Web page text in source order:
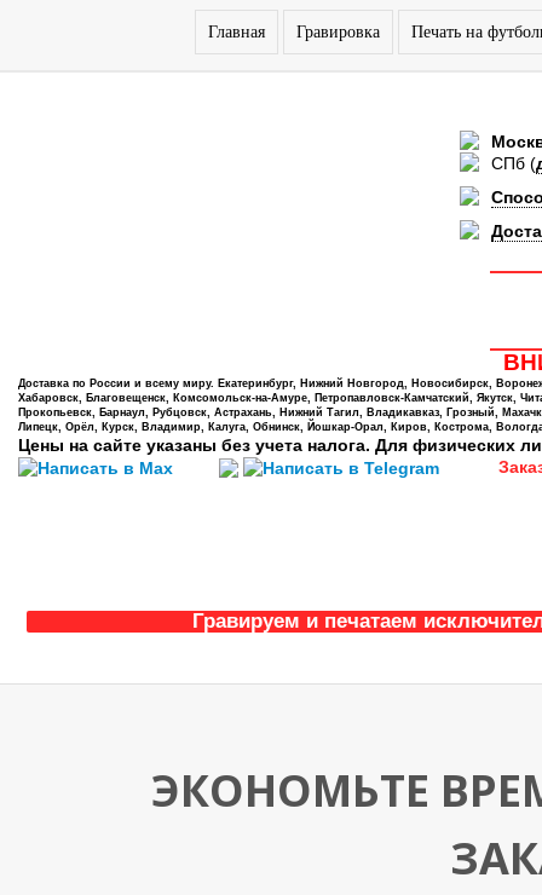
Главная Гравировка Печать на
СПб (
Доставка по России и всему миру. Екатеринбург, Нижний Новгород, Новосибирск,
Хабаровск, Благовещенск, Комсомольск-на-Амуре, Петропавловск-Камчатский, Якутск,
Прокопьевск, Барнаул, Рубцовск, Астрахань, Нижний Тагил, Владикавказ, Грозный,
Липецк, Орёл, Курск, Владимир, Калуга, Обнинск, Йошкар-Орал, Киров, Кострома,
Цены на сайте указаны без учета налога. Для физических
Гравируем и печатаем
ЭКОНОМЬТЕ